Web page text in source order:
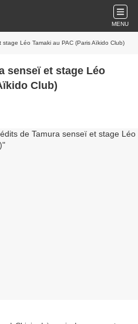
MENU
Léo Tamaki au PAC (Paris Aïkido Club)
senseï et stage Léo
Club)